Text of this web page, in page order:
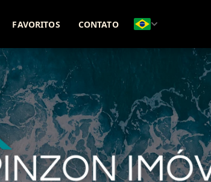
(51) 98271-8331 (51) 99642-5425
FAVORITOS CONTATO